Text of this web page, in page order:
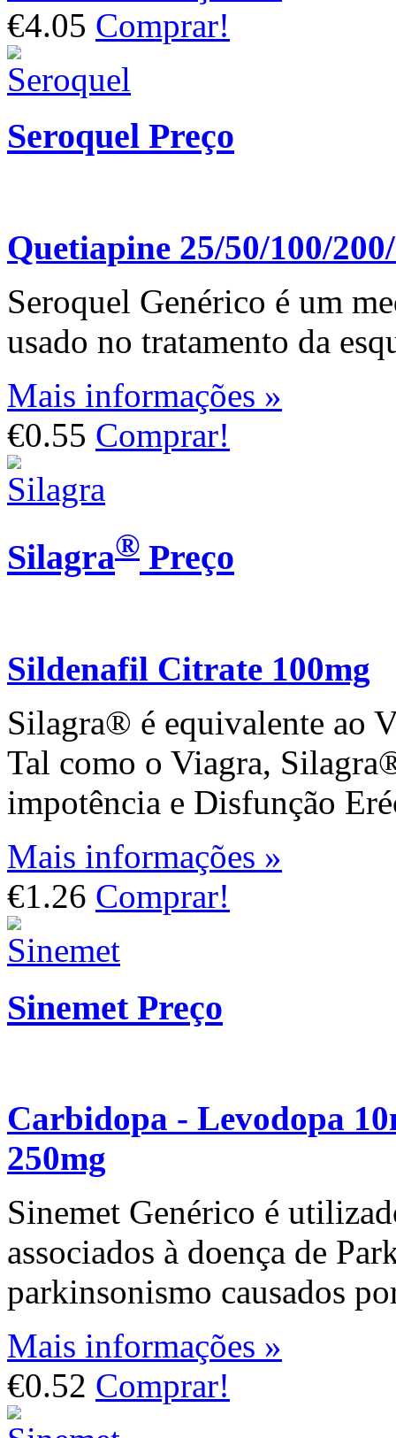
€4.05 Comprar!
Seroquel Preço
Quetiapine 25/50/100/
Seroquel Genérico é um
usado no tratamento da
Mais informações »
€0.55 Comprar!
Silagra® Preço
Sildenafil Citrate 100mg
Silagra® é equivalente ao
Tal como o Viagra,
impotência e Disfunção
Mais informações »
€1.26 Comprar!
Sinemet Preço
Carbidopa - Levodopa
250mg
Sinemet Genérico é
associados à doença de
parkinsonismo causados
Mais informações »
€0.52 Comprar!